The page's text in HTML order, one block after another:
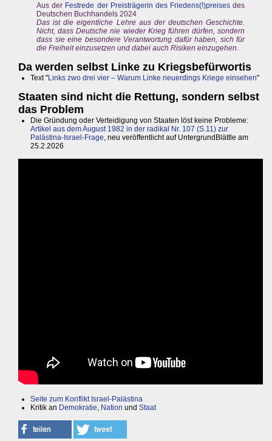
Aus der Festrede der Preisträgerin des Friedens(!)preises des
Deutschen Buchhandels 2024
Das ist die eigentliche Lehre aus der deutschen Geschichte.
Nicht, dass Deutsche nie wieder Krieg führen dürfen, sondern
dass sie eine besondere Verantwortung dafür haben, sich für
die Freiheit einzusetzen und dabei auch Risiken einzugehen.
Da werden selbst Linke zu Kriegsbefürwortis
Text "Links zwo drei vier – Warum Linke neuerdings Kriege einsehen"
Staaten sind nicht die Rettung, sondern selbst
das Problem
Die Gründung oder Verteidigung von Staaten löst keine Probleme:
Artikel aus dem August 1982 in der radikal Nr. 107 (S.11) zur
Palästina-Israel-Frage, neu veröffentlicht auf UntergrundBlättle am
25.2.2026
Seite zum Konflikt Israel-Palästina
Kritik an Demokratie, Nation und Staat